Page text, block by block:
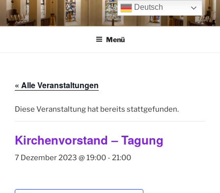
Zum
Inhalt
springen
Menü
« Alle Veranstaltungen
Diese Veranstaltung hat bereits stattgefunden.
Kirchenvorstand – Tagung
7 Dezember 2023 @ 19:00 - 21:00
Deutsch